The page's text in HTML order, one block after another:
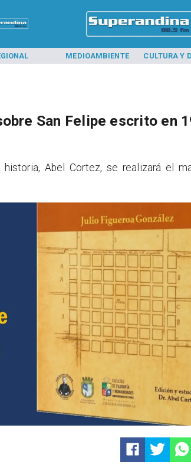
MEDIOAMBIENTE CULTURA Y
San Felipe escrito en
Abel Cortez, se realizará el